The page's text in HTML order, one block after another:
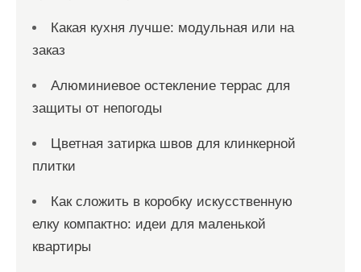
Какая кухня лучше: модульная или на
заказ
Алюминиевое остекление террас для
защиты от непогоды
Цветная затирка швов для клинкерной
плитки
Как сложить в коробку искусственную
елку компактно: идеи для маленькой
квартиры